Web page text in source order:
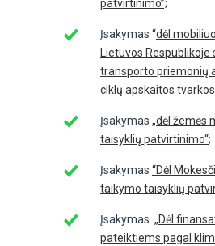
patvirtinimo”;
Įsakymas “dėl
Lietuvos
transporto priemonių
ciklų apskaitos
Įsakymas „dėl žemės
taisyklių patvirtinimo“;
Įsakymas “Dėl
taikymo taisyklių
Įsakymas „Dėl
pateiktiems pagal